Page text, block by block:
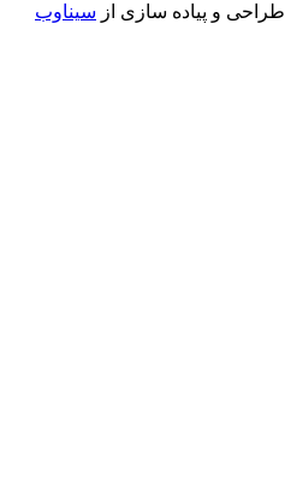
طراحی و پیاده سازی از سیناوب